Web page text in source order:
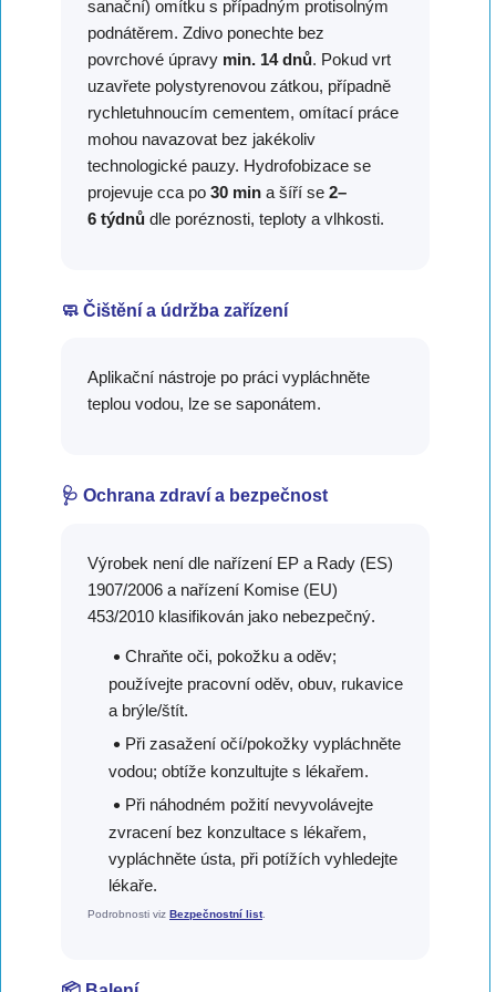
sanační) omítku s případným protisolným
podnátěrem. Zdivo ponechte bez
povrchové úpravy min. 14 dnů. Pokud vrt
uzavřete polystyrenovou zátkou, případně
rychletuhnoucím cementem, omítací práce
mohou navazovat bez jakékoliv
technologické pauzy. Hydrofobizace se
projevuje cca po 30 min a šíří se 2–
6 týdnů dle poréznosti, teploty a vlhkosti.
🧼 Čištění a údržba zařízení
Aplikační nástroje po práci vypláchněte
teplou vodou, lze se saponátem.
🩺 Ochrana zdraví a bezpečnost
Výrobek není dle nařízení EP a Rady (ES)
1907/2006 a nařízení Komise (EU)
453/2010 klasifikován jako nebezpečný.
Chraňte oči, pokožku a oděv;
používejte pracovní oděv, obuv, rukavice
a brýle/štít.
Při zasažení očí/pokožky vypláchněte
vodou; obtíže konzultujte s lékařem.
Při náhodném požití nevyvolávejte
zvracení bez konzultace s lékařem,
vypláchněte ústa, při potížích vyhledejte
lékaře.
Podrobnosti viz Bezpečnostní list.